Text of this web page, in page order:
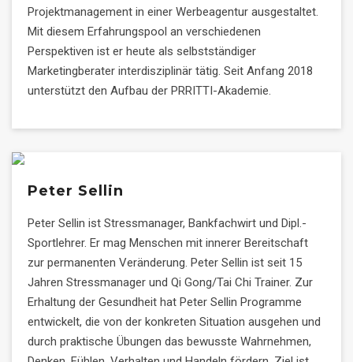
Projektmanagement in einer Werbeagentur ausgestaltet.
Mit diesem Erfahrungspool an verschiedenen
Perspektiven ist er heute als selbstständiger
Marketingberater interdisziplinär tätig. Seit Anfang 2018
unterstützt den Aufbau der PRRITTI-Akademie.
Peter Sellin
Peter Sellin ist Stressmanager, Bankfachwirt und Dipl.-
Sportlehrer. Er mag Menschen mit innerer Bereitschaft
zur permanenten Veränderung. Peter Sellin ist seit 15
Jahren Stressmanager und Qi Gong/Tai Chi Trainer. Zur
Erhaltung der Gesundheit hat Peter Sellin Programme
entwickelt, die von der konkreten Situation ausgehen und
durch praktische Übungen das bewusste Wahrnehmen,